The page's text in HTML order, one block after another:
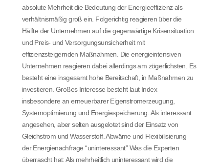
absolute Mehrheit die Bedeutung der Energieeffizienz als
verhältnismäßig groß ein. Folgerichtig reagieren über die
Hälfte der Unternehmen auf die gegenwärtige Krisensituation
und Preis- und Versorgungsunsicherheit mit
effizienzsteigernden Maßnahmen. Die energieintensiven
Unternehmen reagieren dabei allerdings am zögerlichsten. Es
besteht eine insgesamt hohe Bereitschaft, in Maßnahmen zu
investieren. Großes Interesse besteht laut Index
insbesondere an erneuerbarer Eigenstromerzeugung,
Systemoptimierung und Energiespeicherung. Als interessant
angesehen, aber selten ausgelotet sind der Einsatz von
Gleichstrom und Wasserstoff. Abwäme und Flexibilisierung
der Energienachfrage “uninteressant” Was die Experten
überrascht hat: Als mehrheitlich uninteressant wird die